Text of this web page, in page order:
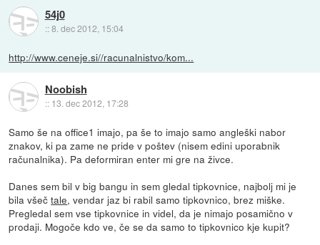
54j0
::8. dec 2012, 15:04
http://www.ceneje.si//racunalnistvo/kom...
Noobish
:: 13. dec 2012, 17:28
Samo še na office1 imajo, pa še to imajo samo angleški nabor
znakov, ki pa zame ne pride v poštev (nisem edini uporabnik
računalnika). Pa deformiran enter mi gre na živce.
Danes sem bil v big bangu in sem gledal tipkovnice, najbolj mi je
bila všečtale, vendar jaz bi rabil samo tipkovnico, brez miške.
Pregledal sem vse tipkovnice in videl, da je nimajo posamično v
prodaji. Mogoče kdo ve, če se da samo to tipkovnico kje kupit?